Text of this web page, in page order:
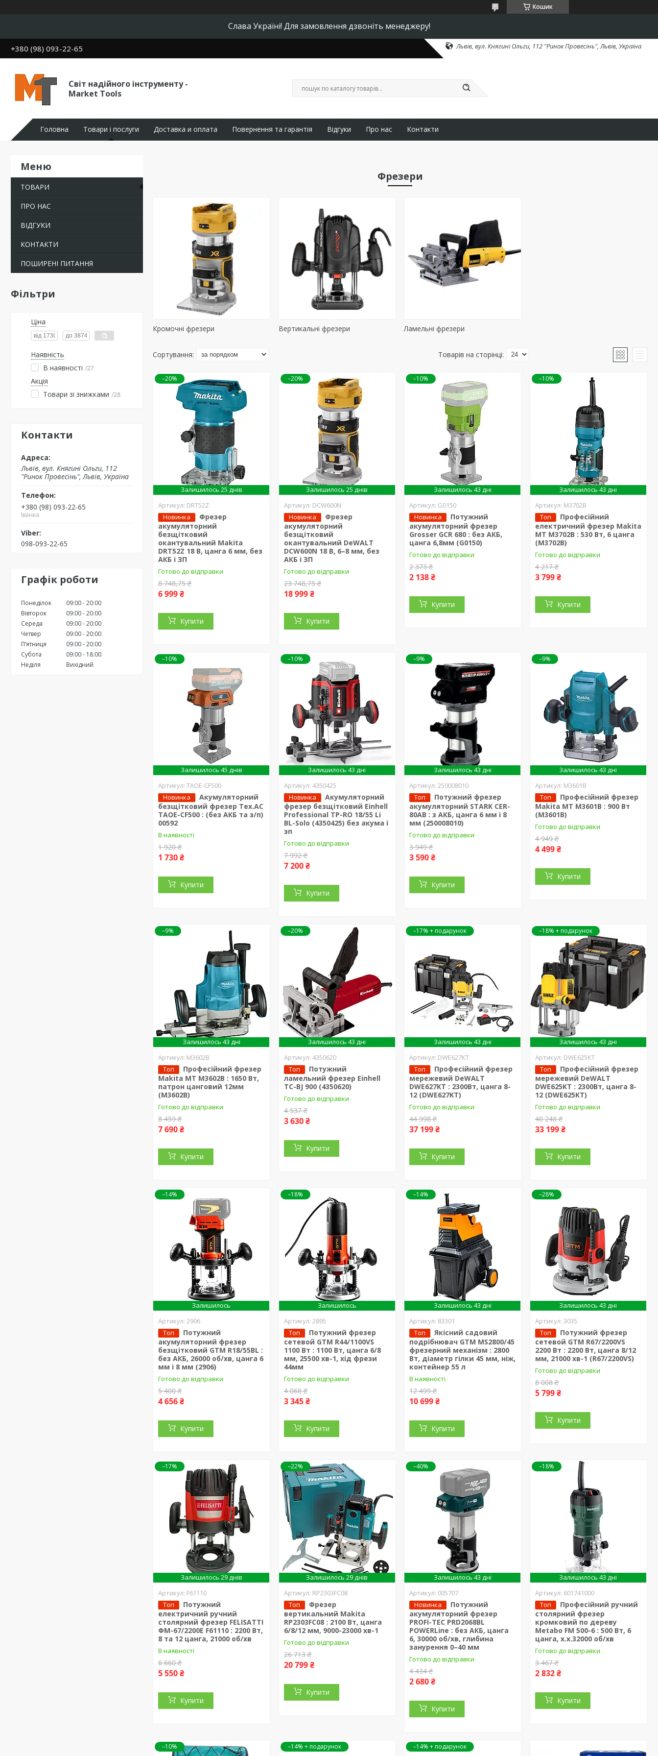
Кошик
Слава Україні! Для замовлення дзвоніть менеджеру!
+380 (98) 093-22-65 Львів, вул. Княгині Ольги, 112 "Ринок Провесінь", Львів, Україна
Світ надійного інструменту -
Market Tools
Головна Товари і послуги Доставка и оплата Повернення та гарантія Відгуки Про нас Контакти
ТОВАРИ
ПРО НАС
ВІДГУКИ
КОНТАКТИ
ПОШИРЕНІ ПИТАННЯ
Фільтри
Ціна
Наявність
В наявності 27
Акція
Товари зі знижками 28
Контакти
Львів, вул. Княгині Ольги, 112
"Ринок Провесінь", Львів, Україна
+380 (98) 093-22-65
Іванка
098-093-22-65
Графік роботи
Понеділок 09:00 20:00
Вівторок
09:00 20:00
Середа
09:00 20:00
Четвер
09:00 20:00
Пʼятниця
09:00 20:00
Субота
09:00
18:00
Неділя
Вихідний
Фрезери
Кромочні фрезери Вертикальні фрезери Ламельні фрезери
–20%
Залишилось 25 днів
DRT52Z
Новинка
Фрезер
акумуляторний
безщітковий
окантувальний Makita
DRT52Z 18 В, цанга 6 мм, без
АКБ і ЗП
Готово до відправки
8 748,75 ₴
6 999 ₴
Купити
–20%
Залишилось 25 днів
DCW600N
Новинка
Фрезер
акумуляторний
безщітковий
окантувальний DeWALT
DCW600N 18 В, 6–8 мм, без
АКБ і ЗП
Готово до відправки
23 748,75 ₴
18 999 ₴
Купити
–10%
Залишилось 43 дні
G0150
Новинка
Потужний
акумуляторний фрезер
Grosser GCR 680 : без АКБ,
цанга 6,8мм (G0150)
Готово до відправки
2 373 ₴
2 138 ₴
Купити
–10%
Залишилось 43 дні
M3702B
Топ
Професійний
електричний фрезер Makita
MT M3702B : 530 Вт, 6 цанга
(M3702B)
Готово до відправки
4 217 ₴
3 799 ₴
Купити
–10%
Залишилось 45 днів
TAOE-CF500
Новинка
Акумуляторний
безщітковий фрезер Tex.AC
TAOE-CF500 : (без АКБ та з/п)
00592
В наявності
1 920 ₴
1 730 ₴
Купити
–10%
Залишилось 43 дні
4350425
Новинка
Акумуляторний
фрезер безщітковий Einhell
Professional TP-RO 18/55 Li
BL-Solo (4350425) без акума і
зп
Готово до відправки
7 992 ₴
7 200 ₴
Купити
–9%
Залишилось 43 дні
250008010
Топ
Потужний фрезер
акумуляторний STARK CER-
80AB : з АКБ, цанга 6 мм і 8
мм (250008010)
Готово до відправки
3 949 ₴
3 590 ₴
Купити
–9%
Залишилось 43 дні
M3601B
Топ
Професійний фрезер
Makita MT M3601B : 900 Вт
(M3601B)
Готово до відправки
4 949 ₴
4 499 ₴
Купити
–9%
Залишилось 43 дні
M3602B
Топ
Професійний фрезер
Makita MT M3602B : 1650 Вт,
патрон цанговий 12мм
(M3602B)
Готово до відправки
8 459 ₴
7 690 ₴
Купити
–20%
Залишилось 43 дні
4350620
Топ
Потужний
ламельний фрезер Einhell
TC-BJ 900 (4350620)
Готово до відправки
4 537 ₴
3 630 ₴
Купити
–17%
Залишилось 43 дні
DWE627KT
Топ
Професійний фрезер
мережевий DeWALT
DWE627KT : 2300Вт, цанга 8-
12 (DWE627KT)
Готово до відправки
44 998 ₴
37 199 ₴
Купити
–18%
Залишилось 43 дні
DWE625KT
Топ
Професійний фрезер
мережевий DeWALT
DWE625KT : 2300Вт, цанга 8-
12 (DWE625KT)
Готово до відправки
40 248 ₴
33 199 ₴
Купити
–14%
Залишилось
2906
Топ
Потужний
акумуляторний фрезер
безщітковий GTM R18/55BL :
без АКБ, 26000 об/хв, цанга 6
мм і 8 мм (2906)
Готово до відправки
5 400 ₴
4 656 ₴
Купити
–18%
Залишилось
2895
Топ
Потужний фрезер
сетевой GTM R44/1100VS
1100 Вт : 1100 Вт, цанга 6/8
мм, 25500 хв-1, хід фрези
44мм
Готово до відправки
4 068 ₴
3 345 ₴
Купити
–14%
Залишилось 43 дні
83301
Топ
Якісний cадовий
подрібнювач GTM MS2800/45
фрезерний механізм : 2800
Вт, діаметр гілки 45 мм, ніж,
контейнер 55 л
В наявності
12 499 ₴
10 699 ₴
Купити
–28%
Залишилось 43 дні
3035
Топ
Потужний фрезер
сетевой GTM R67/2200VS
2200 Вт : 2200 Вт, цанга 8/12
мм, 21000 хв-1 (R67/2200VS)
Готово до відправки
8 008 ₴
5 799 ₴
Купити
–17%
Залишилось 29 днів
F61110
Топ
Потужний
електричний ручний
столярний фрезер FELISATTI
ФМ-67/2200Е F61110 : 2200 Вт,
8 та 12 цанга, 21000 об/хв
В наявності
6 660 ₴
5 550 ₴
Купити
–22%
Залишилось 29 днів
RP2303FC08
Топ
Фрезер
вертикальний Makita
RP2303FC08 : 2100 Вт, цанга
6/8/12 мм, 9000-23000 хв-1
Готово до відправки
26 713 ₴
20 799 ₴
Купити
–40%
Залишилось 43 дні
005707
Новинка
Потужний
акумуляторний фрезер
PROFI-TEC PRD2068BL
POWERLine : без АКБ, цанга
6, 30000 об/хв, глибина
занурення 0–40 мм
Готово до відправки
4 434 ₴
2 680 ₴
Купити
–18%
Залишилось 43 дні
601741000
Топ
Професійний ручний
столярний фрезер
кромковий по дереву
Metabo FM 500-6 : 500 Вт, 6
цанга, х.х.32000 об/хв
Готово до відправки
3 467 ₴
2 832 ₴
Купити
–10% –14% –14%